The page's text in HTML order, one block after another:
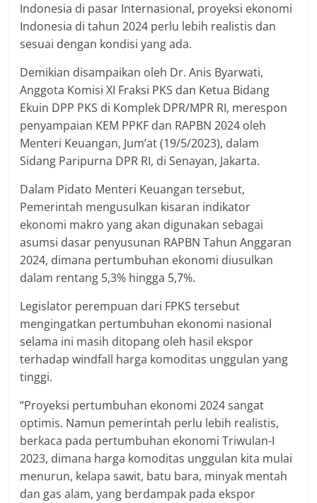
Indonesia di pasar Internasional, proyeksi ekonomi
Indonesia di tahun 2024 perlu lebih realistis dan
sesuai dengan kondisi yang ada.
Demikian disampaikan oleh Dr. Anis Byarwati,
Anggota Komisi XI Fraksi PKS dan Ketua Bidang
Ekuin DPP PKS di Komplek DPR/MPR RI, merespon
penyampaian KEM PPKF dan RAPBN 2024 oleh
Menteri Keuangan, Jum’at (19/5/2023), dalam
Sidang Paripurna DPR RI, di Senayan, Jakarta.
Dalam Pidato Menteri Keuangan tersebut,
Pemerintah mengusulkan kisaran indikator
ekonomi makro yang akan digunakan sebagai
asumsi dasar penyusunan RAPBN Tahun Anggaran
2024, dimana pertumbuhan ekonomi diusulkan
dalam rentang 5,3% hingga 5,7%.
Legislator perempuan dari FPKS tersebut
mengingatkan pertumbuhan ekonomi nasional
selama ini masih ditopang oleh hasil ekspor
terhadap windfall harga komoditas unggulan yang
tinggi.
“Proyeksi pertumbuhan ekonomi 2024 sangat
optimis. Namun pemerintah perlu lebih realistis,
berkaca pada pertumbuhan ekonomi Triwulan-I
2023, dimana harga komoditas unggulan kita mulai
menurun, kelapa sawit, batu bara, minyak mentah
dan gas alam, yang berdampak pada ekspor